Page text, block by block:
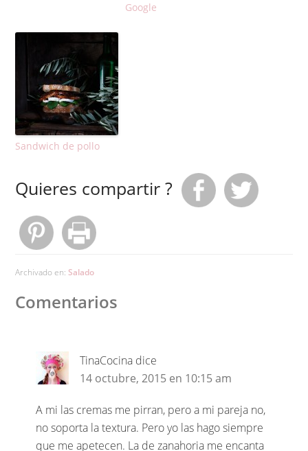
Google
Sandwich de pollo
Quieres compartir ?
Archivado en: Salado
Comentarios
TinaCocina dice
14 octubre, 2015 en 10:15 am
A mi las cremas me pirran, pero a mi pareja no,
no soporta la textura. Pero yo las hago siempre
que me apetecen. La de zanahoria me encanta